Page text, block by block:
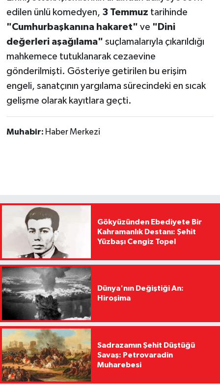
edilen ünlü komedyen, 3 Temmuz tarihinde
"Cumhurbaşkanına hakaret" ve "Dini
değerleri aşağılama" suçlamalarıyla çıkarıldığı
mahkemece tutuklanarak cezaevine
gönderilmişti. Gösteriye getirilen bu erişim
engeli, sanatçının yargılama sürecindeki en sıcak
gelişme olarak kayıtlara geçti.
Muhabir: Haber Merkezi
Gökyüzünden Ebediyete Bir
Kahramanlık Destanı: Şehit
Yüzbaşı Cengiz Topel
Dünya'nın Değiştiği An:
Hiroşima
Sadrazamın Şehit Düştüğü
Savaş: Petrovaradin
Muharebesi